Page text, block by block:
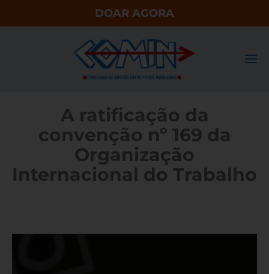
DOAR AGORA
A ratificação da
convenção nº 169 da
Organização
Internacional do Trabalho